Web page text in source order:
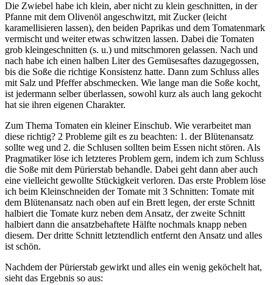
Die Zwiebel habe ich klein, aber nicht zu klein geschnitten, in der
Pfanne mit dem Olivenöl angeschwitzt, mit Zucker (leicht
karamellisieren lassen), den beiden Paprikas und dem Tomatenmark
vermischt und weiter etwas schwitzen lassen. Dabei die Tomaten
grob kleingeschnitten (s. u.) und mitschmoren gelassen. Nach und
nach habe ich einen halben Liter des Gemüsesaftes dazugegossen,
bis die Soße die richtige Konsistenz hatte. Dann zum Schluss alles
mit Salz und Pfeffer abschmecken. Wie lange man die Soße kocht,
ist jedermann selber überlassen, sowohl kurz als auch lang gekocht
hat sie ihren eigenen Charakter.
Zum Thema Tomaten ein kleiner Einschub. Wie verarbeitet man
diese richtig? 2 Probleme gilt es zu beachten: 1. der Blütenansatz
sollte weg und 2. die Schlusen sollten beim Essen nicht stören. Als
Pragmatiker löse ich letzteres Problem gern, indem ich zum Schluss
die Soße mit dem Pürierstab behandle. Dabei geht dann aber auch
eine vielleicht gewollte Stückigkeit verloren. Das erste Problem löse
ich beim Kleinschneiden der Tomate mit 3 Schnitten: Tomate mit
dem Blütenansatz nach oben auf ein Brett legen, der erste Schnitt
halbiert die Tomate kurz neben dem Ansatz, der zweite Schnitt
halbiert dann die ansatzbehaftete Hälfte nochmals knapp neben
diesem. Der dritte Schnitt letztendlich entfernt den Ansatz und alles
ist schön.
Nachdem der Pürierstab gewirkt und alles ein wenig geköchelt hat,
sieht das Ergebnis so aus: